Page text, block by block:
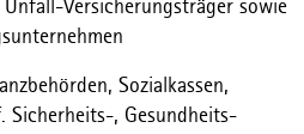
Versicherungsträger sowie
Sozialkassen,
Sicherheits-, Gesundheits-